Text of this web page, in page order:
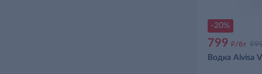
-20%
799 д/бт
Водка Alvisa